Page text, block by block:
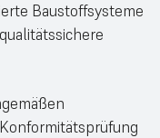
Baustoffsysteme